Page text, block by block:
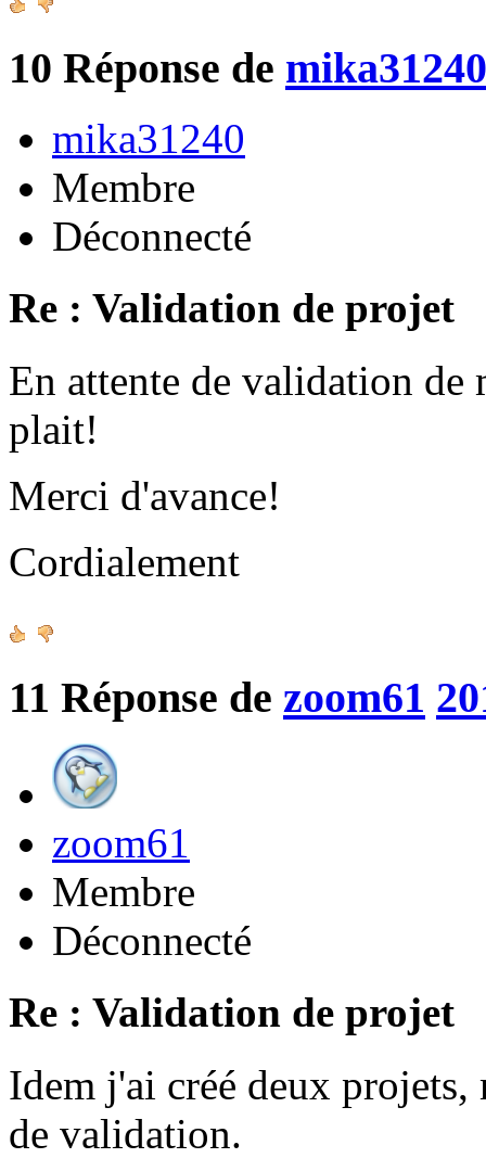
10 Réponse de mika31240
mika31240
Membre
Déconnecté
Re : Validation de projet
En attente de validation de
plait!
Merci d'avance!
Cordialement
11 Réponse de zoom61
zoom61
Membre
Déconnecté
Re : Validation de projet
Idem j'ai créé deux
de validation.